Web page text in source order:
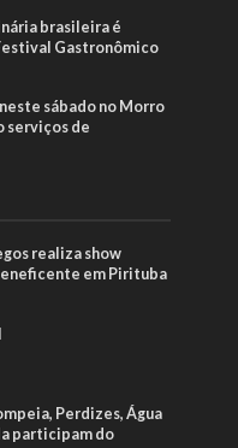
brasileira é
Gastronômico
sábado no Morro
serviços de
realiza show
em Pirituba
Perdizes, Água
participam do